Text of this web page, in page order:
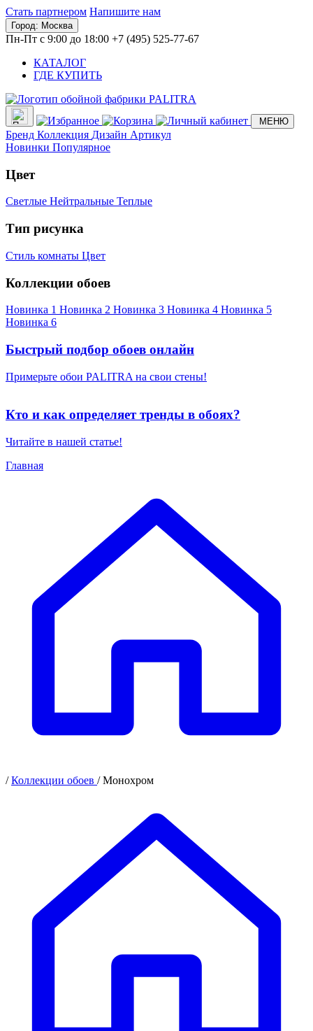
Стать партнером Напишите нам
Город: Москва
Пн-Пт с 9:00 до 18:00 +7 (495) 525-77-67
КАТАЛОГ
ГДЕ КУПИТЬ
МЕНЮ
Бренд Коллекция Дизайн Артикул
Новинки Популярное
Цвет
Светлые Нейтральные Теплые
Тип рисунка
Стиль комнаты Цвет
Коллекции обоев
Новинка 1 Новинка 2 Новинка 3 Новинка 4 Новинка 5
Новинка 6
Быстрый подбор обоев онлайн
Примерьте обои PALITRA на свои стены!
Кто и как определяет тренды в обоях?
Читайте в нашей статье!
Главная
/Коллекции обоев /Монохром